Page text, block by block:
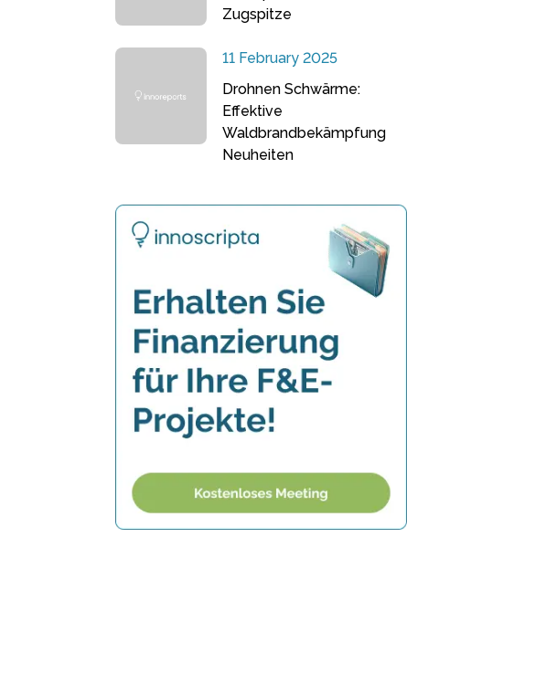
Zugspitze
11 February 2025
Drohnen Schwärme:
Effektive
Waldbrandbekämpfung
Neuheiten